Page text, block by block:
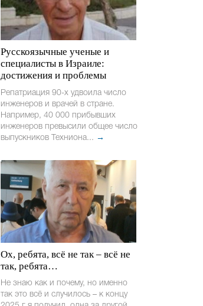
Русскоязычные ученые и
специалисты в Израиле:
достижения и проблемы
Репатриация 90-х удвоила число
инженеров и врачей в стране.
Например, 40 000 прибывших
инженеров превысили общее число
выпускников Техниона... →
Ох, ребята, всё не так – всё не
так, ребята…
Не знаю как и почему, но именно
так это всё и случилось – к концу